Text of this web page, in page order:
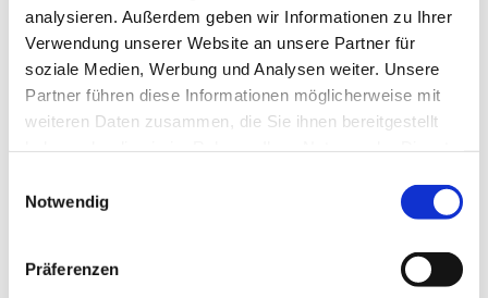
analysieren. Außerdem geben wir Informationen zu Ihrer
Verwendung unserer Website an unsere Partner für
soziale Medien, Werbung und Analysen weiter. Unsere
Partner führen diese Informationen möglicherweise mit
weiteren Daten zusammen, die Sie ihnen bereitgestellt
Notwendig
Präferenzen
- kostenlos
- mit Anmeldung
Seite der Krabbelgruppen